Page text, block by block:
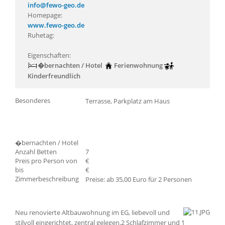
info@fewo-geo.de
Homepage:
www.fewo-geo.de
Ruhetag:
Eigenschaften:
�bernachten / Hotel
Ferienwohnung
Kinderfreundlich
Besonderes Terrasse, Parkplatz am Haus
�bernachten / Hotel
Anzahl Betten
7
Preis pro Person von
€
bis
€
Zimmerbeschreibung
Preise: ab 35,00 Euro für 2 Personen
Neu renovierte Altbauwohnung im EG, liebevoll und
stilvoll eingerichtet, zentral gelegen.2 Schlafzimmer und 1